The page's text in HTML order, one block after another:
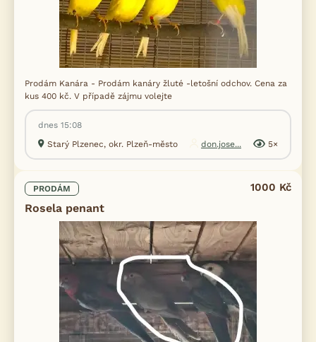
Prodám Kanára - Prodám kanáry žluté -letošní odchov. Cena za
kus 400 kč. V případě zájmu volejte
dnes 15:08
Starý Plzenec, okr. Plzeň-město
don.jose... 5×
PRODÁM
Rosela penant
1000 Kč